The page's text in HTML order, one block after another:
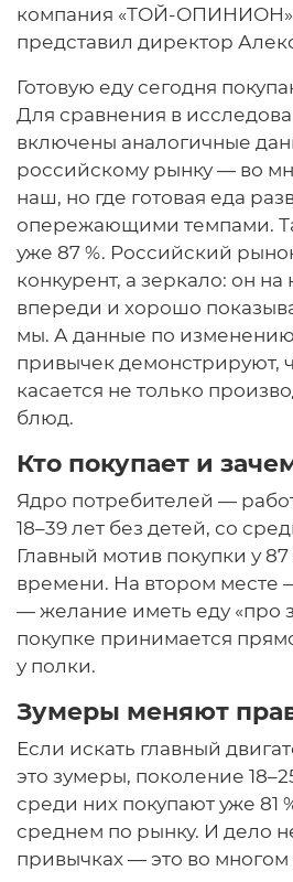
компания «ТОЙ-ОПИНИОН»,
представил директор
Готовую еду сегодня
Для сравнения в
включены аналогичные
российскому рынку — во
наш, но где готовая еда
опережающими темпами.
уже 87 %. Российский
конкурент, а зеркало: он на
впереди и хорошо
мы. А данные по
привычек демонстрируют,
касается не только
блюд.
Кто покупает и
Ядро потребителей —
18–39 лет без детей, со
Главный мотив покупки у
времени. На втором месте
— желание иметь еду «про
покупке принимается
у полки.
Зумеры меняют
Если искать главный
это зумеры, поколение
среди них покупают уже 81
среднем по рынку. И дело
привычках — это во многом